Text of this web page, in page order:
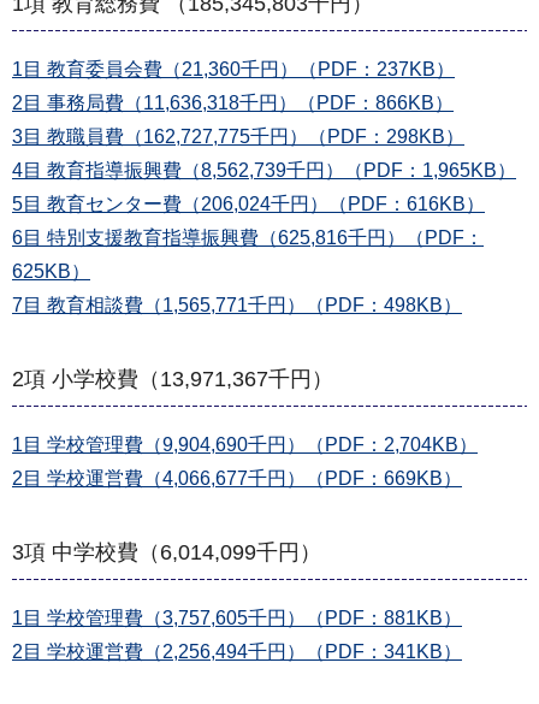
1目 教育委員会費（21,360千円）（PDF：237KB）
2目 事務局費（11,636,318千円）（PDF：866KB）
3目 教職員費（162,727,775千円）（PDF：298KB）
4目 教育指導振興費（8,562,739千円）（PDF：1,965KB）
5目 教育センター費（206,024千円）（PDF：616KB）
6目 特別支援教育指導振興費（625,816千円）（PDF：
625KB）
7目 教育相談費（1,565,771千円）（PDF：498KB）
2項 小学校費（13,971,367千円）
1目 学校管理費（9,904,690千円）（PDF：2,704KB）
2目 学校運営費（4,066,677千円）（PDF：669KB）
3項 中学校費（6,014,099千円）
1目 学校管理費（3,757,605千円）（PDF：881KB）
2目 学校運営費（2,256,494千円）（PDF：341KB）